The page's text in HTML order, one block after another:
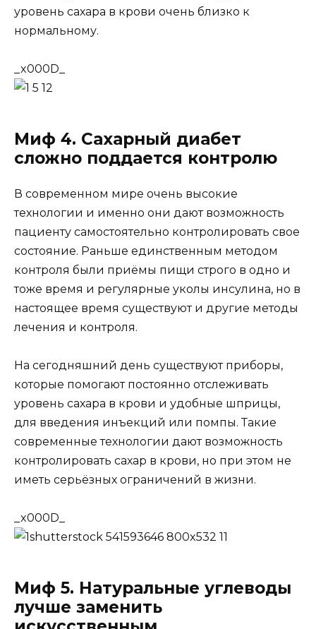
уровень сахара в крови очень близко к
нормальному.
_x000D_
Миф 4. Сахарный диабет
сложно поддается контролю
В современном мире очень высокие
технологии и именно они дают возможность
пациенту самостоятельно контролировать свое
состояние. Раньше единственным методом
контроля были приёмы пищи строго в одно и
тоже время и регулярные уколы инсулина, но в
настоящее время существуют и другие методы
лечения и контроля.
На сегодняшний день существуют приборы,
которые помогают постоянно отслеживать
уровень сахара в крови и удобные шприцы,
для введения инъекций или помпы. Такие
современные технологии дают возможность
контролировать сахар в крови, но при этом не
иметь серьёзных ограничений в жизни.
_x000D_
Миф 5. Натуральные углеводы
лучше заменить